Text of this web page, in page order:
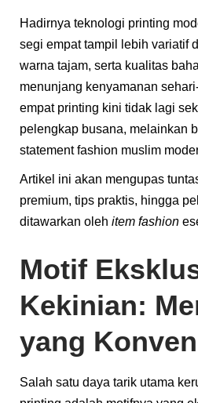
Hadirnya teknologi printing
segi empat tampil lebih variatif
warna tajam, serta kualitas
menunjang kenyamanan
empat printing kini tidak lagi
pelengkap busana, melainkan
statement fashion muslim
Artikel ini akan mengupas
premium, tips praktis, hingga
ditawarkan oleh item fashion
Motif
Kekinian:
yang
Salah satu daya tarik utama